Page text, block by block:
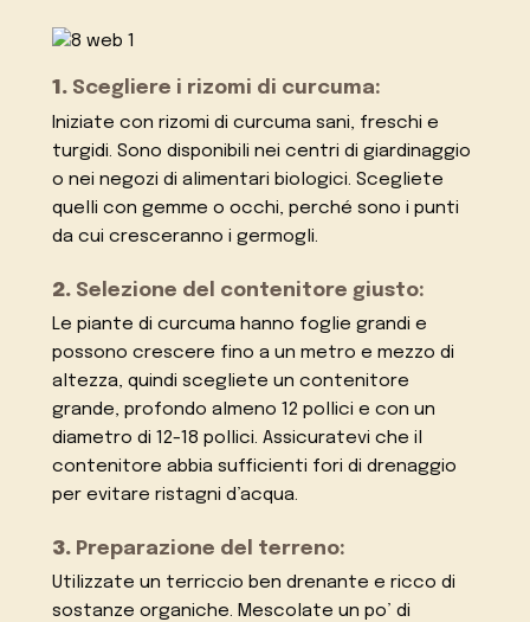
1. Scegliere i rizomi di curcuma:
Iniziate con rizomi di curcuma sani, freschi e
turgidi. Sono disponibili nei centri di giardinaggio
o nei negozi di alimentari biologici. Scegliete
quelli con gemme o occhi, perché sono i punti
da cui cresceranno i germogli.
2. Selezione del contenitore giusto:
Le piante di curcuma hanno foglie grandi e
possono crescere fino a un metro e mezzo di
altezza, quindi scegliete un contenitore
grande, profondo almeno 12 pollici e con un
diametro di 12-18 pollici. Assicuratevi che il
contenitore abbia sufficienti fori di drenaggio
per evitare ristagni d’acqua.
3. Preparazione del terreno:
Utilizzate un terriccio ben drenante e ricco di
sostanze organiche. Mescolate un po’ di